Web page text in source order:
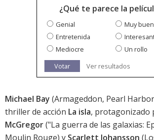
¿Qué te parece la
Genial
Muy
Entretenida
Mediocre
Un rollo
Votar
Ver resultados
Michael Bay (Armageddon, Pearl
thriller de acción La isla, protagonizado
McGregor("La guerra de las galaxias:
Moulin Rouge) y Scarlett Johansson